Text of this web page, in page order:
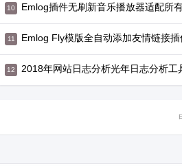
Emlog插件无刷新音乐播放器适配所
Emlog Fly模版全自动添加友情链接插
2018年网站日志分析光年日志分析工